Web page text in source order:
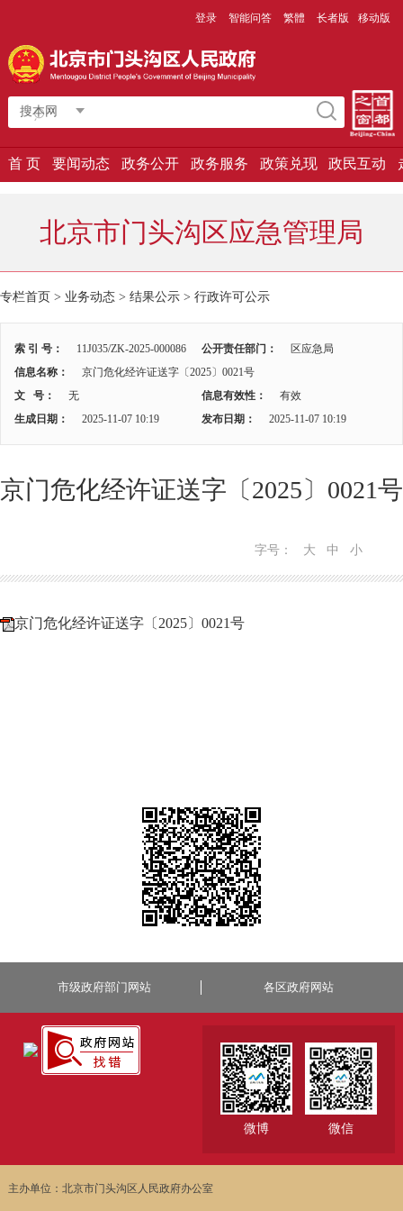
登录 智能问答 繁體 长者版 移动版
搜本网
首 页 要闻动态 政务公开 政务服务 政策兑现 政民互动
北京市门头沟区应急管理局
专栏首页 > 业务动态 > 结果公示 > 行政许可公示
索 引 号： 11J035/ZK-2025-000086 公开责任部门：
区应急局
信息名称：
京门危化经许证送字〔2025〕0021号
文 号：
无 信息有效性：
有效
生成日期：
2025-11-07 10:19 发布日期： 2025-11-07 10:19
京门危化经许证送字〔2025〕0021号
字号： 大 中 小
京门危化经许证送字〔2025〕0021号
市级政府部门网站 各区政府网站
微博 微信
主办单位：北京市门头沟区人民政府办公室